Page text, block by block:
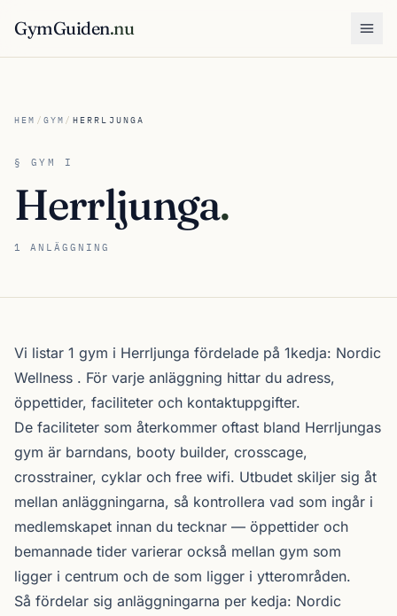
GymGuiden.nu
HEM / GYM / HERRLJUNGA
§ GYM I
Herrljunga.
1 ANLÄGGNING
Om gymutbudet i Herrljunga
Vi listar 1 gym i Herrljunga fördelade på 1kedja: Nordic
Wellness . För varje anläggning hittar du adress,
öppettider, faciliteter och kontaktuppgifter.
De faciliteter som återkommer oftast bland Herrljungas
gym är barndans, booty builder, crosscage,
crosstrainer, cyklar och free wifi. Utbudet skiljer sig åt
mellan anläggningarna, så kontrollera vad som ingår i
medlemskapet innan du tecknar — öppettider och
bemannade tider varierar också mellan gym som
ligger i centrum och de som ligger i ytterområden.
Så fördelar sig anläggningarna per kedja: Nordic